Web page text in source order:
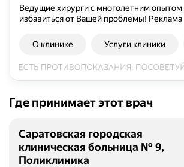
Ведущие хирурги с многолетним
избавиться от Вашей проблемы! Реклама
О клинике Услуги клиники
Где принимает этот врач
Саратовская городская
клиническая больница № 9,
Поликлиника